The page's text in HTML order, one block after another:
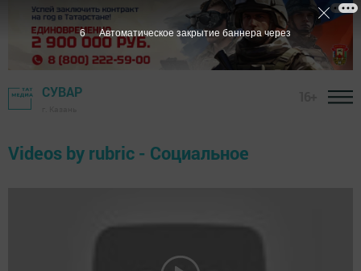
СУВАР
Videos by rubric - Социальное
5 Автоматическое закрытие баннера через